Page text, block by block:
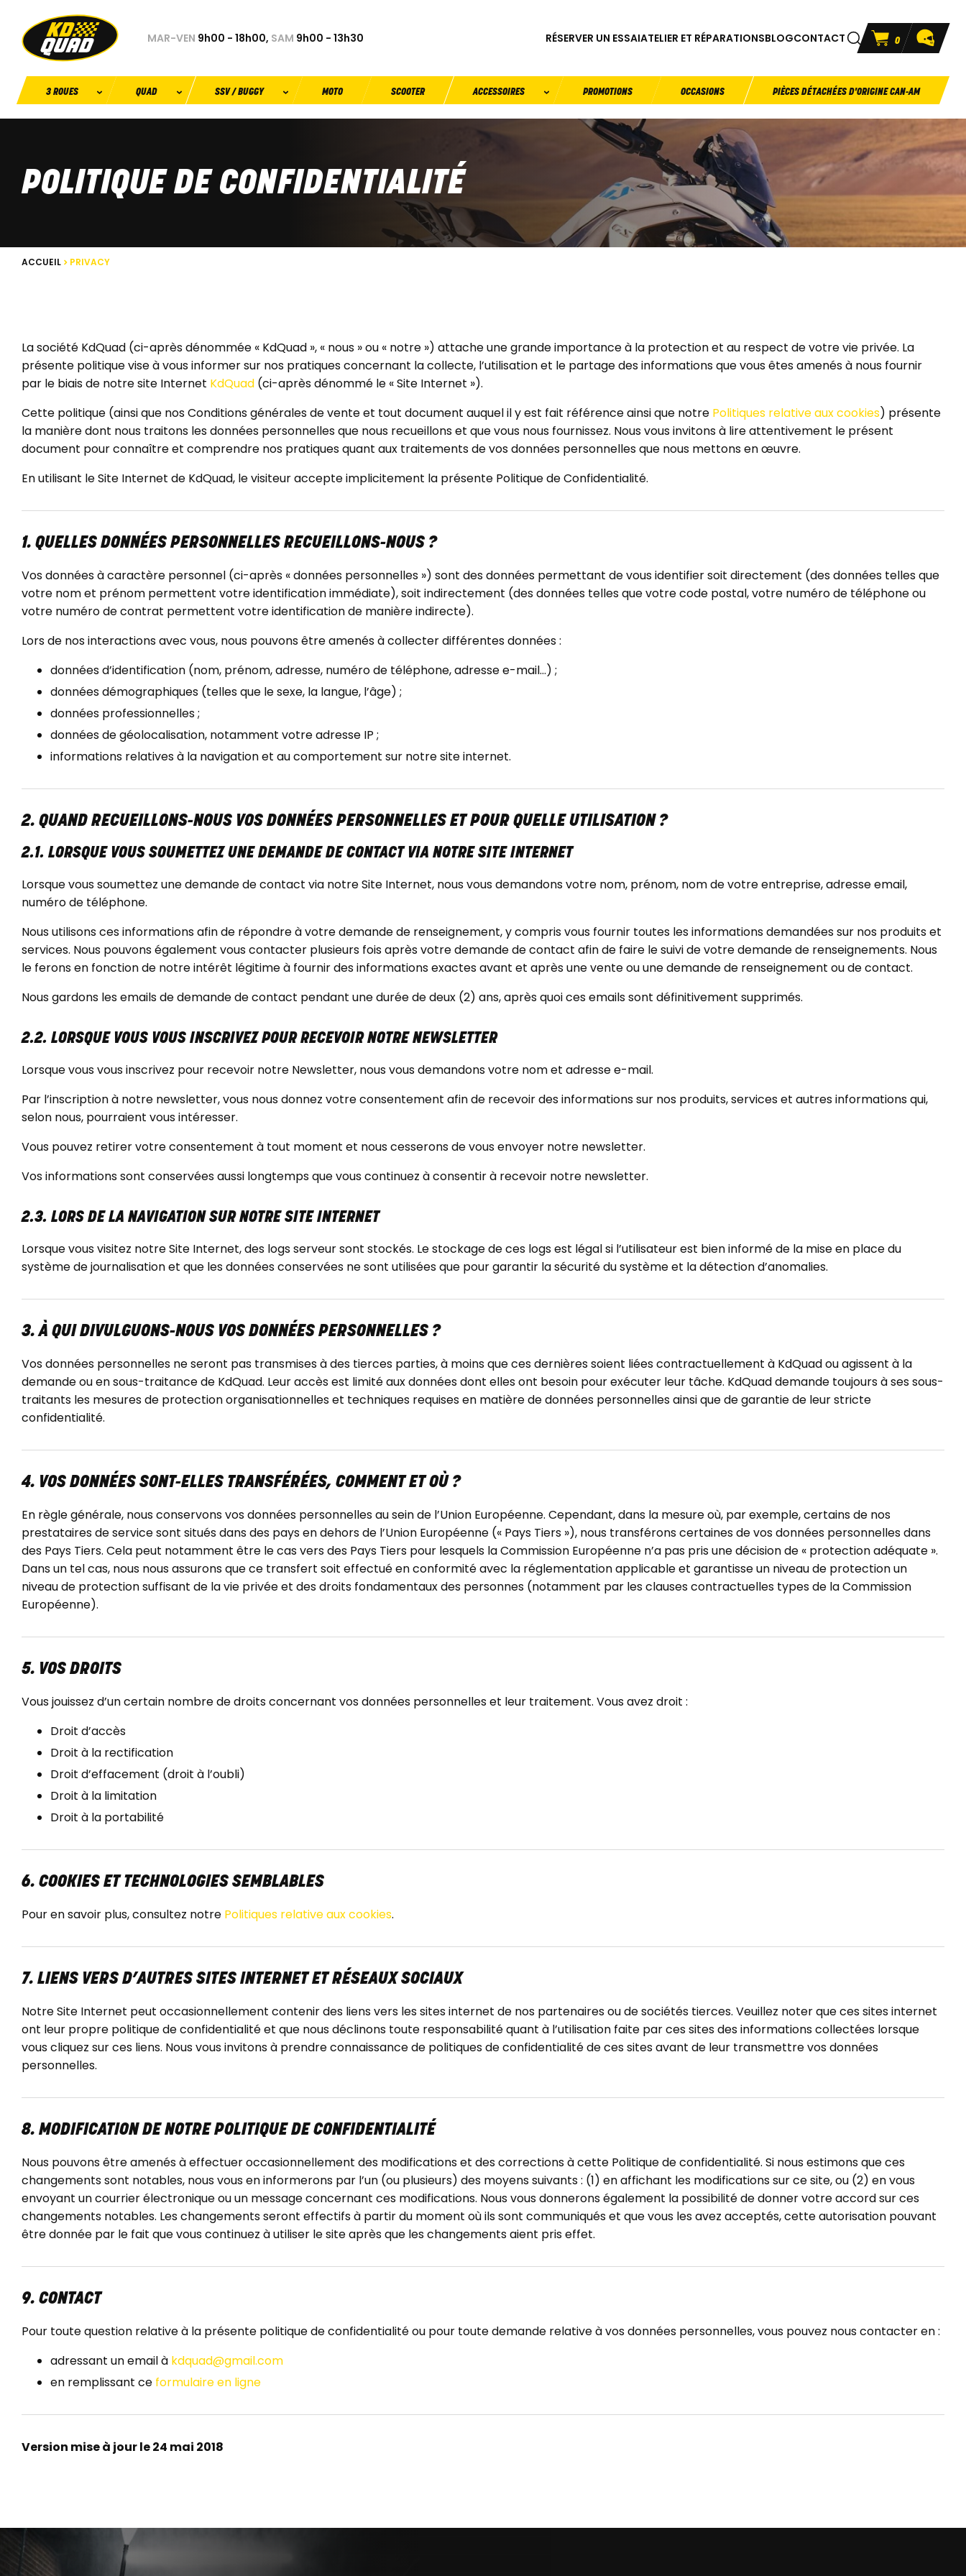
MAR-VEN 9h00 - 18h00, SAM 9h00 - 13h30 RÉSERVER UN ESSAIATELIER ET RÉPARATIONSBLOGCONTACT 0
3 ROUES QUAD SSV / BUGGY MOTO SCOOTER ACCESSOIRES PROMOTIONS OCCASIONS PIÈCES DÉTACHÉES D'ORIGINE CAN-AM
POLITIQUE DE CONFIDENTIALITÉ
ACCUEIL PRIVACY
La société KdQuad (ci-après dénommée « KdQuad », « nous » ou « notre ») attache une grande importance à la protection et au respect de votre vie privée. La
présente politique vise à vous informer sur nos pratiques concernant la collecte, l’utilisation et le partage des informations que vous êtes amenés à nous fournir
par le biais de notre site Internet KdQuad (ci-après dénommé le « Site Internet »).
Cette politique (ainsi que nos Conditions générales de vente et tout document auquel il y est fait référence ainsi que notre Politiques relative aux cookies) présente
la manière dont nous traitons les données personnelles que nous recueillons et que vous nous fournissez. Nous vous invitons à lire attentivement le présent
document pour connaître et comprendre nos pratiques quant aux traitements de vos données personnelles que nous mettons en œuvre.
En utilisant le Site Internet de KdQuad, le visiteur accepte implicitement la présente Politique de Confidentialité.
1. QUELLES DONNÉES PERSONNELLES RECUEILLONS-NOUS ?
Vos données à caractère personnel (ci-après « données personnelles ») sont des données permettant de vous identifier soit directement (des données telles que
votre nom et prénom permettent votre identification immédiate), soit indirectement (des données telles que votre code postal, votre numéro de téléphone ou
votre numéro de contrat permettent votre identification de manière indirecte).
Lors de nos interactions avec vous, nous pouvons être amenés à collecter différentes données :
données d’identification (nom, prénom, adresse, numéro de téléphone, adresse e-mail…) ;
données démographiques (telles que le sexe, la langue, l’âge) ;
données professionnelles ;
données de géolocalisation, notamment votre adresse IP ;
informations relatives à la navigation et au comportement sur notre site internet.
2. QUAND RECUEILLONS-NOUS VOS DONNÉES PERSONNELLES ET POUR QUELLE UTILISATION ?
2.1. LORSQUE VOUS SOUMETTEZ UNE DEMANDE DE CONTACT VIA NOTRE SITE INTERNET
Lorsque vous soumettez une demande de contact via notre Site Internet, nous vous demandons votre nom, prénom, nom de votre entreprise, adresse email,
numéro de téléphone.
Nous utilisons ces informations afin de répondre à votre demande de renseignement, y compris vous fournir toutes les informations demandées sur nos produits et
services. Nous pouvons également vous contacter plusieurs fois après votre demande de contact afin de faire le suivi de votre demande de renseignements. Nous
le ferons en fonction de notre intérêt légitime à fournir des informations exactes avant et après une vente ou une demande de renseignement ou de contact.
Nous gardons les emails de demande de contact pendant une durée de deux (2) ans, après quoi ces emails sont définitivement supprimés.
2.2. LORSQUE VOUS VOUS INSCRIVEZ POUR RECEVOIR NOTRE NEWSLETTER
Lorsque vous vous inscrivez pour recevoir notre Newsletter, nous vous demandons votre nom et adresse e-mail.
Par l’inscription à notre newsletter, vous nous donnez votre consentement afin de recevoir des informations sur nos produits, services et autres informations qui,
selon nous, pourraient vous intéresser.
Vous pouvez retirer votre consentement à tout moment et nous cesserons de vous envoyer notre newsletter.
Vos informations sont conservées aussi longtemps que vous continuez à consentir à recevoir notre newsletter.
2.3. LORS DE LA NAVIGATION SUR NOTRE SITE INTERNET
Lorsque vous visitez notre Site Internet, des logs serveur sont stockés. Le stockage de ces logs est légal si l’utilisateur est bien informé de la mise en place du
système de journalisation et que les données conservées ne sont utilisées que pour garantir la sécurité du système et la détection d’anomalies.
3. À QUI DIVULGUONS-NOUS VOS DONNÉES PERSONNELLES ?
Vos données personnelles ne seront pas transmises à des tierces parties, à moins que ces dernières soient liées contractuellement à KdQuad ou agissent à la
demande ou en sous-traitance de KdQuad. Leur accès est limité aux données dont elles ont besoin pour exécuter leur tâche. KdQuad demande toujours à ses sous-
traitants les mesures de protection organisationnelles et techniques requises en matière de données personnelles ainsi que de garantie de leur stricte
confidentialité.
4. VOS DONNÉES SONT-ELLES TRANSFÉRÉES, COMMENT ET OÙ ?
En règle générale, nous conservons vos données personnelles au sein de l’Union Européenne. Cependant, dans la mesure où, par exemple, certains de nos
prestataires de service sont situés dans des pays en dehors de l’Union Européenne (« Pays Tiers »), nous transférons certaines de vos données personnelles dans
des Pays Tiers. Cela peut notamment être le cas vers des Pays Tiers pour lesquels la Commission Européenne n’a pas pris une décision de « protection adéquate ».
Dans un tel cas, nous nous assurons que ce transfert soit effectué en conformité avec la réglementation applicable et garantisse un niveau de protection un
niveau de protection suffisant de la vie privée et des droits fondamentaux des personnes (notamment par les clauses contractuelles types de la Commission
Européenne).
5. VOS DROITS
Vous jouissez d’un certain nombre de droits concernant vos données personnelles et leur traitement. Vous avez droit :
Droit d’accès
Droit à la rectification
Droit d’effacement (droit à l’oubli)
Droit à la limitation
Droit à la portabilité
6. COOKIES ET TECHNOLOGIES SEMBLABLES
Pour en savoir plus, consultez notre Politiques relative aux cookies.
7. LIENS VERS D’AUTRES SITES INTERNET ET RÉSEAUX SOCIAUX
Notre Site Internet peut occasionnellement contenir des liens vers les sites internet de nos partenaires ou de sociétés tierces. Veuillez noter que ces sites internet
ont leur propre politique de confidentialité et que nous déclinons toute responsabilité quant à l’utilisation faite par ces sites des informations collectées lorsque
vous cliquez sur ces liens. Nous vous invitons à prendre connaissance de politiques de confidentialité de ces sites avant de leur transmettre vos données
personnelles.
8. MODIFICATION DE NOTRE POLITIQUE DE CONFIDENTIALITÉ
Nous pouvons être amenés à effectuer occasionnellement des modifications et des corrections à cette Politique de confidentialité. Si nous estimons que ces
changements sont notables, nous vous en informerons par l’un (ou plusieurs) des moyens suivants : (1) en affichant les modifications sur ce site, ou (2) en vous
envoyant un courrier électronique ou un message concernant ces modifications. Nous vous donnerons également la possibilité de donner votre accord sur ces
changements notables. Les changements seront effectifs à partir du moment où ils sont communiqués et que vous les avez acceptés, cette autorisation pouvant
être donnée par le fait que vous continuez à utiliser le site après que les changements aient pris effet.
9. CONTACT
Pour toute question relative à la présente politique de confidentialité ou pour toute demande relative à vos données personnelles, vous pouvez nous contacter en :
adressant un email à kdquad@gmail.com
en remplissant ce formulaire en ligne
Version mise à jour le 24 mai 2018